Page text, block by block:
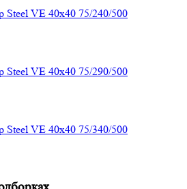
Steel VE 40х40 75/240/500
Steel VE 40х40 75/290/500
Steel VE 40х40 75/340/500